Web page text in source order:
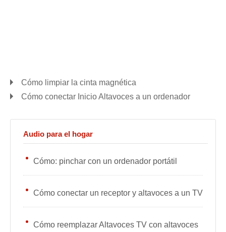
Cómo limpiar la cinta magnética
Cómo conectar Inicio Altavoces a un ordenador
Audio para el hogar
Cómo: pinchar con un ordenador portátil
Cómo conectar un receptor y altavoces a un TV
Cómo reemplazar Altavoces TV con altavoces